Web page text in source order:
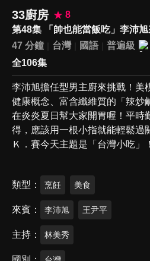
33廚房
8
第48集 「帥也能當飯吃」李沛旭
47 分鐘
台灣 國語
普遍級
全106集
李沛旭擔任型男主廚來挑戰！美
健康概念、富含纖維質的「辣炒
在炎炎夏日幫大家開胃喔！平時
得，應該用一根小指就能輕鬆過
Ｋ．賽今天主題是「台灣小吃」！
類型 烹飪 美食
來賓 李沛旭 王尹平
主持 林美秀